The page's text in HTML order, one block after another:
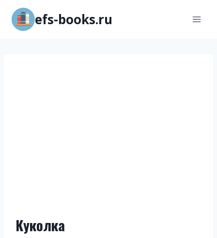
Перейти
содержимому
efs-books.ru
Куколка